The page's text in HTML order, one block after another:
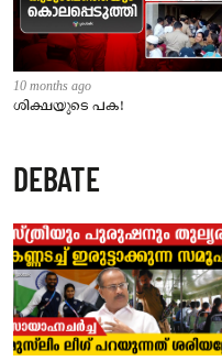
10 months ago
ശിക്ഷയുടെ പക!
DEBATE